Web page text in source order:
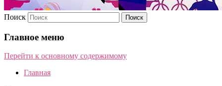
Поиск
Главное меню
Перейти к основному содержимому
Главная